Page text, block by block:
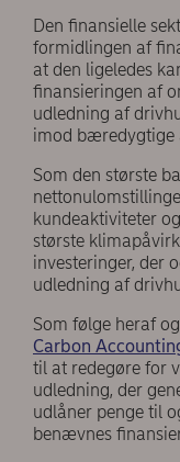
Den finansielle
formidlingen af
at den ligeledes
finansieringen af
udledning af
imod bæredygtige
Som den største
kundeaktiviteter
største
investeringer, der
udledning af
Som følge heraf
Carbon
til at redegøre for
udledning, der
udlåner penge til
benævnes